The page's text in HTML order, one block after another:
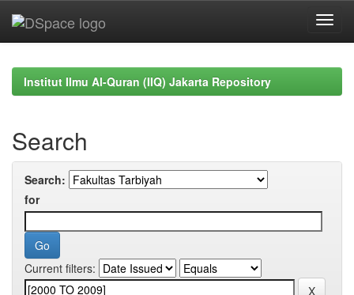
navigationInstitut Ilmu Al-Quran (IIQ) Jakarta Repository
Search
Search:
for
Current filters: